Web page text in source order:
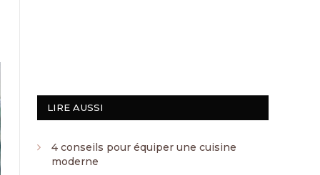
LIRE AUSSI
4 conseils pour équiper une cuisine
moderne